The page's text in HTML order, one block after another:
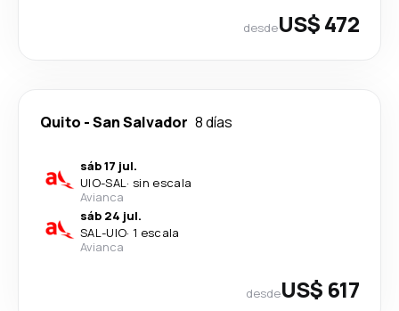
desdeUS$ 472
Quito -San Salvador 8 días
sáb 17 jul.
UIO-SAL· sin escala
Avianca
sáb 24 jul.
SAL-UIO· 1 escala
Avianca
desdeUS$ 617